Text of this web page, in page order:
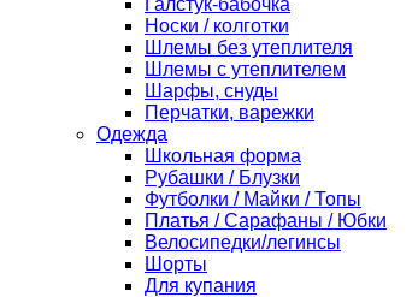
Галстук-бабочка
Носки / колготки
Шлемы без утеплителя
Шлемы с утеплителем
Шарфы, снуды
Перчатки, варежки
Одежда
Школьная форма
Рубашки / Блузки
Футболки / Майки / Топы
Платья / Сарафаны / Юбки
Велосипедки/легинсы
Шорты
Для купания